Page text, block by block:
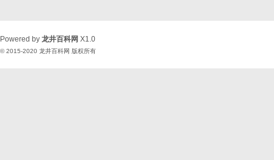
Powered by 龙井百科网 X1.0
© 2015-2020 龙井百科网 版权所有